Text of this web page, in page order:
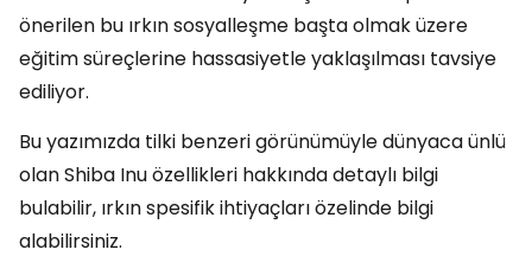
önerilen bu ırkın sosyalleşme başta olmak üzere
eğitim süreçlerine hassasiyetle yaklaşılması tavsiye
ediliyor.
Bu yazımızda tilki benzeri görünümüyle dünyaca ünlü
olan Shiba Inu özellikleri hakkında detaylı bilgi
bulabilir, ırkın spesifik ihtiyaçları özelinde bilgi
alabilirsiniz.